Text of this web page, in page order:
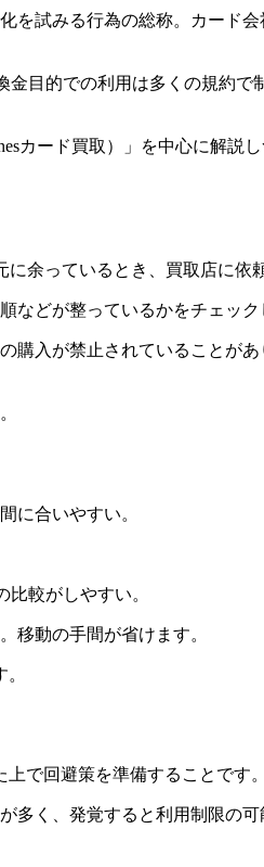
試みる行為の総称。カード
目的での利用は多くの規約
カード買取）」を中心に解説
余っているとき、買取店に依
どが整っているかをチェッ
購入が禁止されていることが
に合いやすい。
較がしやすい。
移動の手間が省けます。
で回避策を準備することです。
く、発覚すると利用制限の